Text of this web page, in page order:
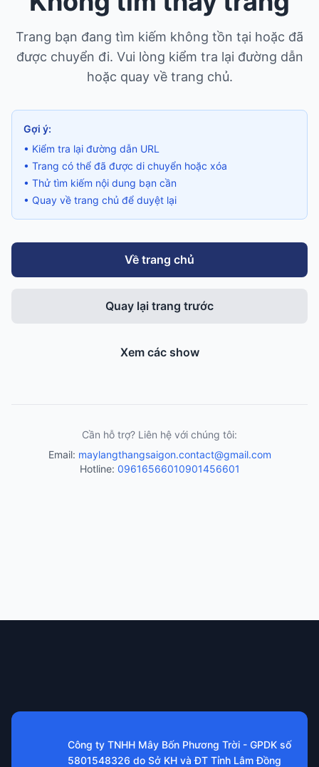
Trang bạn đang tìm kiếm không tồn tại hoặc đã
được chuyển đi. Vui lòng kiểm tra lại đường dẫn
hoặc quay về trang chủ.
Gợi ý:
• Kiểm tra lại đường dẫn URL
• Trang có thể đã được di chuyển hoặc xóa
• Thử tìm kiếm nội dung bạn cần
• Quay về trang chủ để duyệt lại
Về trang chủ
Quay lại trang trước
Xem các show
Cần hỗ trợ? Liên hệ với chúng tôi:
Email: maylangthangsaigon.contact@gmail.com
Hotline: 09616566010901456601
Công ty TNHH Mây Bốn Phương Trời - GPDK số
5801548326 do Sở KH và ĐT Tỉnh Lâm Đồng